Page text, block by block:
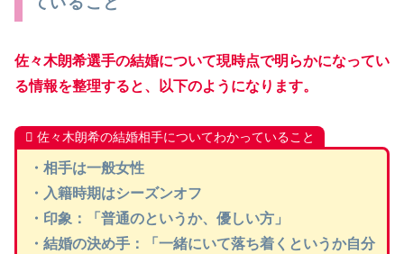
佐々木朗希選手の結婚について現時点で明らかになってい
る情報を整理すると、以下のようになります。
佐々木朗希の結婚相手についてわかっていること
・相手は一般女性
・入籍時期はシーズンオフ
・印象：「普通のというか、優しい方」
・結婚の決め手：「一緒にいて落ち着くというか自分